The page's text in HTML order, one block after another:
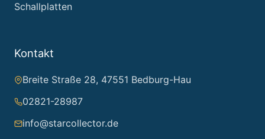
Schallplatten
Kontakt
Breite Straße 28, 47551 Bedburg-Hau
02821-28987
info@starcollector.de